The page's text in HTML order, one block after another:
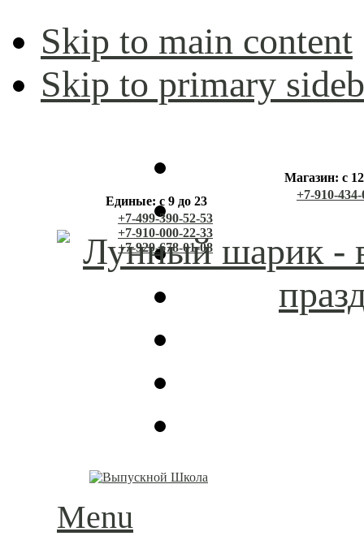
Skip to main content
Skip to primary
Единые: с 9 до 23
+7-499-390-52-53
+7-910-000-22-33
+7-929-678-01-08
Магазин: с
+7-910-
Menu